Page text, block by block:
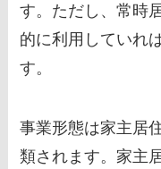
す。ただし、常時
的に利用していれ
す。
事業形態は家主居
類されます。家主